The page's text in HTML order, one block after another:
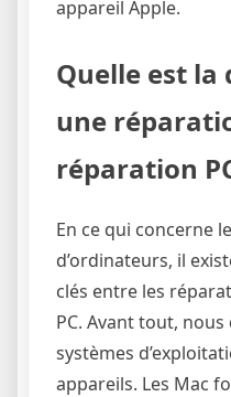
appareil Apple.
Quelle est
une
réparation
En ce qui concerne
d’ordinateurs, il
clés entre les
PC. Avant tout,
systèmes
appareils. Les Mac